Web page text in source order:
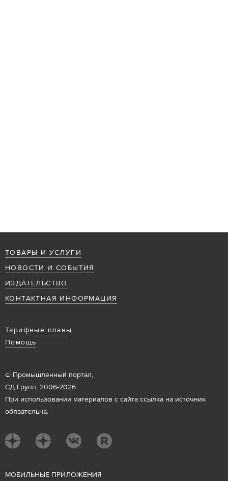
ТОВАРЫ И УСЛУГИ
НОВОСТИ И СОБЫТИЯ
ИЗДАТЕЛЬСТВО
КОНТАКТНАЯ ИНФОРМАЦИЯ
Тарифные планы
Помощь
© Промышленный портал,
СД Групп, 2006-2026.
При использовании материалов с сайта ссылка на источник
обязательна.
МОБИЛЬНЫЕ ПРИЛОЖЕНИЯ